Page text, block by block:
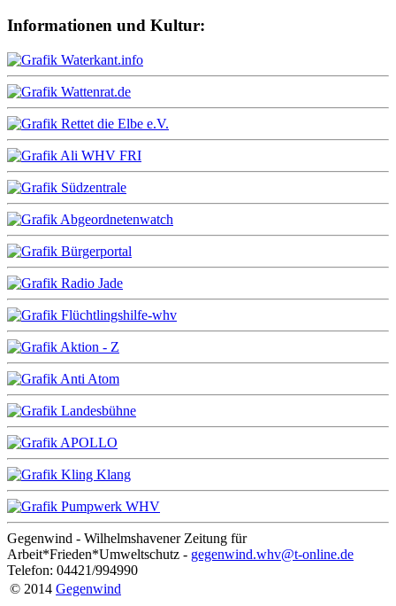
Informationen und Kultur:
Gegenwind - Wilhelmshavener Zeitung für
Arbeit*Frieden*Umweltschutz - gegenwind.whv@t-online.de
Telefon: 04421/994990
© 2014 Gegenwind